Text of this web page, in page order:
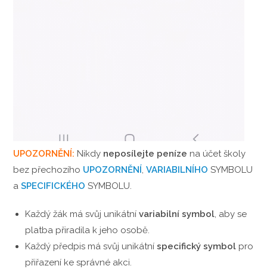
UPOZORNĚNÍ: Nikdy neposílejte peníze na účet školy
bez přechozího UPOZORNĚNÍ ,VARIABILNÍHO SYMBOLU
aSPECIFICKÉHO SYMBOLU.
Každý žák má svůj unikátnívariabilní symbol , aby se
platba přiradila k jeho osobě.
Každý předpis má svůj unikátníspecifický symbol pro
přiřazení ke správné akci.